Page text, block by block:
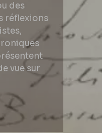
des
réflexions
vue sur